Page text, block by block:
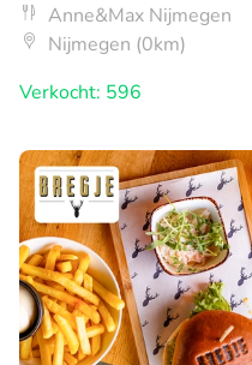
Anne&Max Nijmegen
Nijmegen (0km)
Verkocht: 596